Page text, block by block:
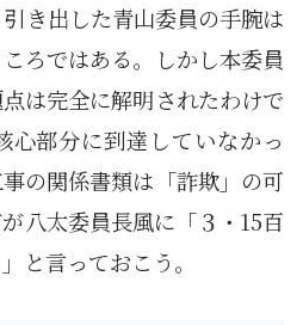
き出した青山委員の手腕は
ろではある。しかし本委員
は完全に解明されたわけで
心部分に到達していなかっ
の関係書類は「詐欺」の可
八太委員長風に「３・15百
と言っておこう。